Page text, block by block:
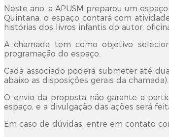
Neste ano, a APUSM preparou um
Quintana, o espaço contará com
histórias dos livros infantis do autor,
A chamada tem como objetivo
programação do espaço.
Cada associado poderá submeter até
abaixo as disposições gerais da chamada).
O envio da proposta não garante a
espaço, e a divulgação das ações será
Em caso de dúvidas, entre em contato